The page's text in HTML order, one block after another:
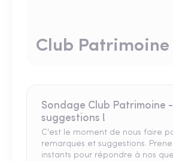
Club Patrimoine
Sondage Club Patrimoine -
suggestions !
C'est le moment de nous faire
remarques et suggestions.
instants pour répondre à nos